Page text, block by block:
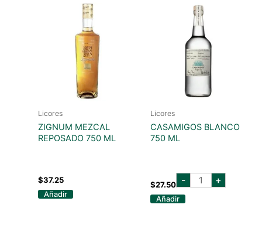
Licores
ZIGNUM MEZCAL
REPOSADO 750 ML
$37.25
Añadir
Licores
CASAMIGOS BLANCO
750 ML
$27.50 - casamigos
blanco+
Añadir